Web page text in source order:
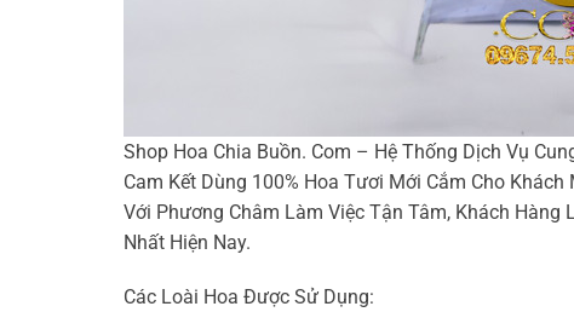
Shop Hoa Chia Buồn. Com – Hệ Thống Dịch Vụ
Cam Kết Dùng 100% Hoa Tươi Mới Cắm Cho
Với Phương Châm Làm Việc Tận Tâm, Khách
Nhất Hiện Nay.
Các Loài Hoa Được Sử Dụng: